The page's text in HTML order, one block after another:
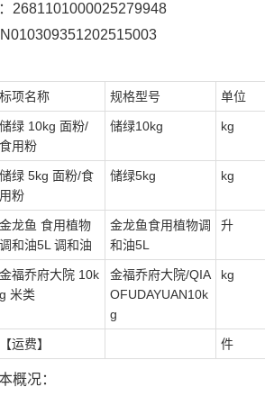
2681101000025279948
标项名称 规格型号 单位
储绿 10kg 面粉/
食用粉
储绿10kg kg
储绿 5kg 面粉/食
用粉
储绿5kg kg
金龙鱼 食用植物
调和油5L 调和油
金龙鱼食用植物调
和油5L
升
金福乔府大院 10k
g 米类
金福乔府大院/QIA
OFUDAYUAN10k
g
kg
【运费】 件
概况：